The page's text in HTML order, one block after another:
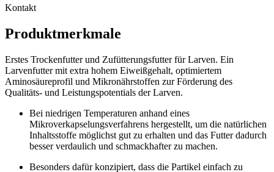
Kontakt
Produktmerkmale
Erstes Trockenfutter und Zufütterungsfutter für Larven. Ein
Larvenfutter mit extra hohem Eiweißgehalt, optimiertem
Aminosäureprofil und Mikronährstoffen zur Förderung des
Qualitäts- und Leistungspotentials der Larven.
Bei niedrigen Temperaturen anhand eines
Mikroverkapselungsverfahrens hergestellt, um die natürlichen
Inhaltsstoffe möglichst gut zu erhalten und das Futter dadurch
besser verdaulich und schmackhafter zu machen.
Besonders dafür konzipiert, dass die Partikel einfach zu